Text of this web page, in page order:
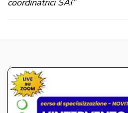
coordinatrici SAI”